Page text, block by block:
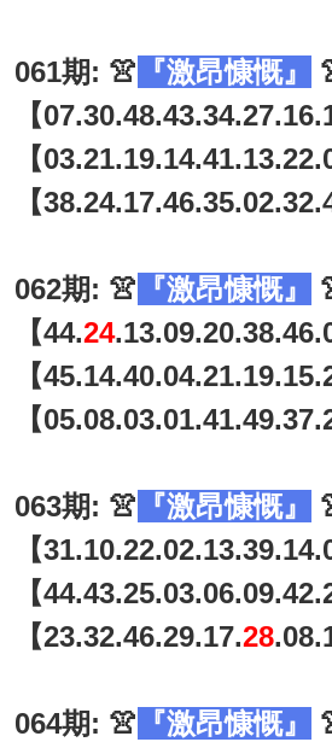
061期: 👚 『激昂慷慨』
【
【
【
062期: 👚 『激昂慷慨』
【44.24
【
【
063期: 👚 『激昂慷慨』
【
【
【23.32.46.29.17.28
064期: 👚 『激昂慷慨』